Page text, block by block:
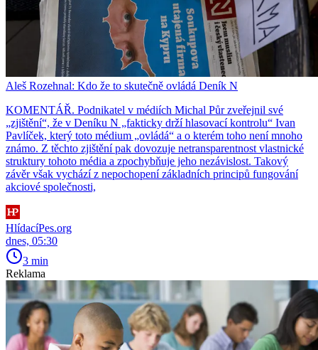
Aleš Rozehnal: Kdo že to skutečně ovládá Deník N
KOMENTÁŘ. Podnikatel v médiích Michal Půr zveřejnil své
„zjištění“, že v Deníku N „fakticky drží hlasovací kontrolu“ Ivan
Pavlíček, který toto médium „ovládá“ a o kterém toho není mnoho
známo. Z těchto zjištění pak dovozuje netransparentnost vlastnické
struktury tohoto média a zpochybňuje jeho nezávislost. Takový
závěr však vychází z nepochopení základních principů fungování
akciové společnosti,
HlídacíPes.org
dnes, 05:30
3 min
Reklama